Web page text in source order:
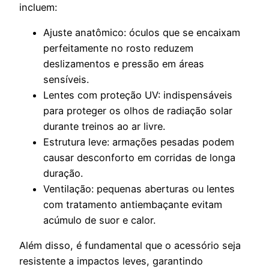
incluem:
Ajuste anatômico: óculos que se encaixam
perfeitamente no rosto reduzem
deslizamentos e pressão em áreas
sensíveis.
Lentes com proteção UV: indispensáveis
para proteger os olhos de radiação solar
durante treinos ao ar livre.
Estrutura leve: armações pesadas podem
causar desconforto em corridas de longa
duração.
Ventilação: pequenas aberturas ou lentes
com tratamento antiembaçante evitam
acúmulo de suor e calor.
Além disso, é fundamental que o acessório seja
resistente a impactos leves, garantindo